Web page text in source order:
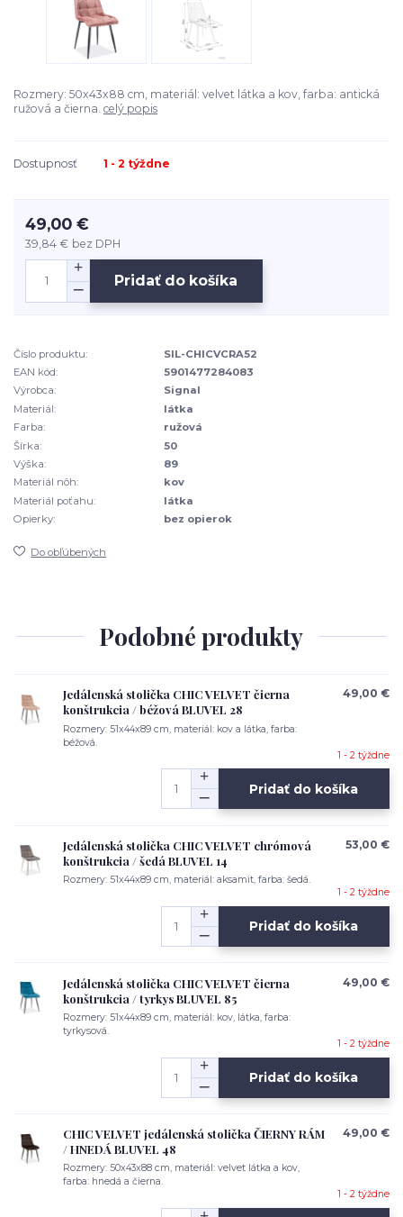
Rozmery: 50x43x88 cm, materiál: velvet látka a kov, farba: antická
ružová a čierna. celý popis
Dostupnosť 1 - 2 týždne
49,00 €
39,84 € bez DPH
Pridať do košíka
Číslo produktu:
SIL-CHICVCRA52
EAN kód:
5901477284083
Výrobca:
Signal
Materiál:
látka
Farba:
ružová
Šírka:
50
Výška:
89
Materiál nôh:
kov
Materiál poťahu:
látka
Opierky:
bez opierok
Do obľúbených
Podobné produkty
Jedálenská stolička CHIC VELVET čierna
konštrukcia / béžová BLUVEL 28
Rozmery: 51x44x89 cm, materiál: kov a látka, farba:
béžová.
49,00 €
1 - 2 týždne
Pridať do košíka
Jedálenská stolička CHIC VELVET chrómová
konštrukcia / šedá BLUVEL 14
Rozmery: 51x44x89 cm, materiál: aksamit, farba: šedá.
53,00 €
1 - 2 týždne
Pridať do košíka
Jedálenská stolička CHIC VELVET čierna
konštrukcia / tyrkys BLUVEL 85
Rozmery: 51x44x89 cm, materiál: kov, látka, farba:
tyrkysová.
49,00 €
1 - 2 týždne
Pridať do košíka
CHIC VELVET jedálenská stolička ČIERNY RÁM
/ HNEDÁ BLUVEL 48
Rozmery: 50x43x88 cm, materiál: velvet látka a kov,
farba: hnedá a čierna.
49,00 €
1 - 2 týždne